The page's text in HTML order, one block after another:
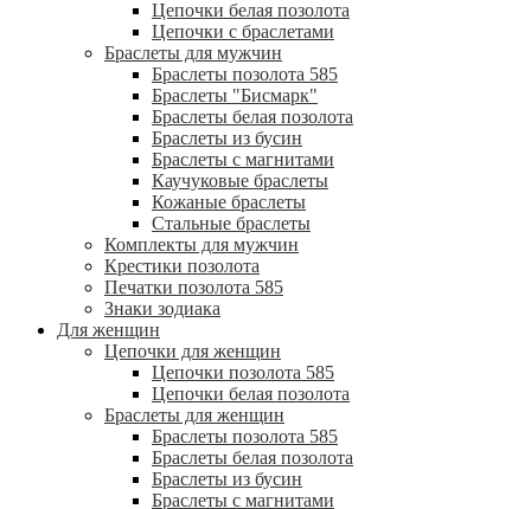
Цепочки белая позолота
Цепочки с браслетами
Браслеты для мужчин
Браслеты позолота 585
Браслеты "Бисмарк"
Браслеты белая позолота
Браслеты из бусин
Браслеты с магнитами
Каучуковые браслеты
Кожаные браслеты
Стальные браслеты
Комплекты для мужчин
Крестики позолота
Печатки позолота 585
Знаки зодиака
Для женщин
Цепочки для женщин
Цепочки позолота 585
Цепочки белая позолота
Браслеты для женщин
Браслеты позолота 585
Браслеты белая позолота
Браслеты из бусин
Браслеты с магнитами